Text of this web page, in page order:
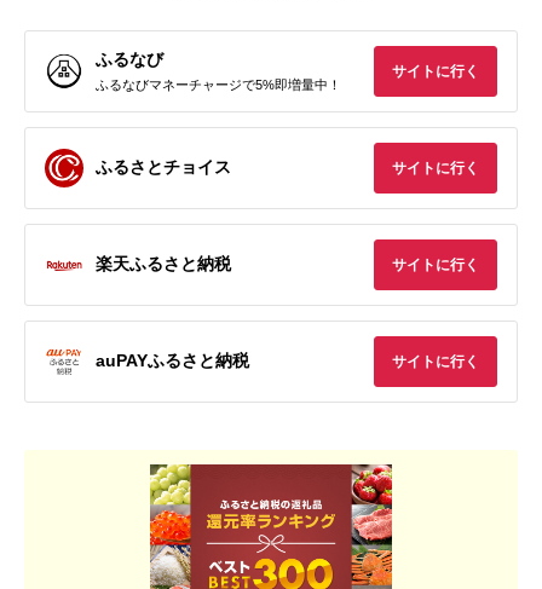
ふるなび
ふるなびマネーチャージで5%即増量中！
サイトに行く
ふるさとチョイス サイトに行く
楽天ふるさと納税 サイトに行く
auPAYふるさと納税 サイトに行く